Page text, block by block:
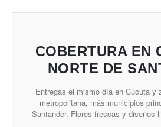
COBERTURA EN
NORTE DE
Entregas el mismo día en Cúcuta y
metropolitana, más municipios
Santander. Flores frescas y diseños